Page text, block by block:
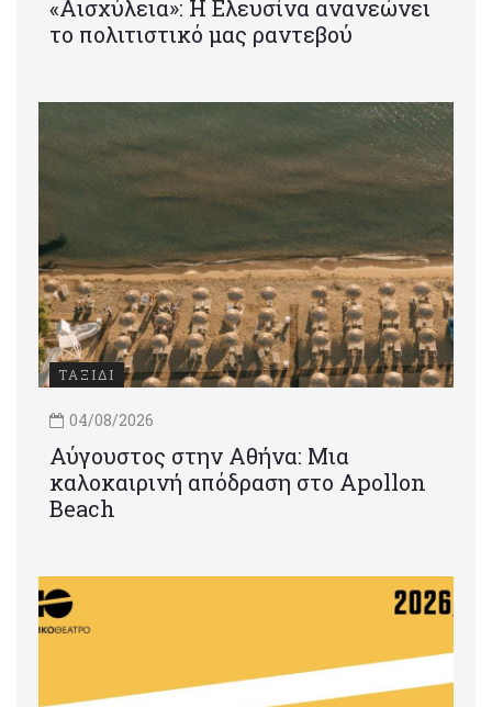
«Αισχύλεια»: Η Ελευσίνα ανανεώνει
το πολιτιστικό μας ραντεβού
ΤΑΞΙΔΙ
04/08/2026
Αύγουστος στην Αθήνα: Μια
καλοκαιρινή απόδραση στο Apollon
Beach